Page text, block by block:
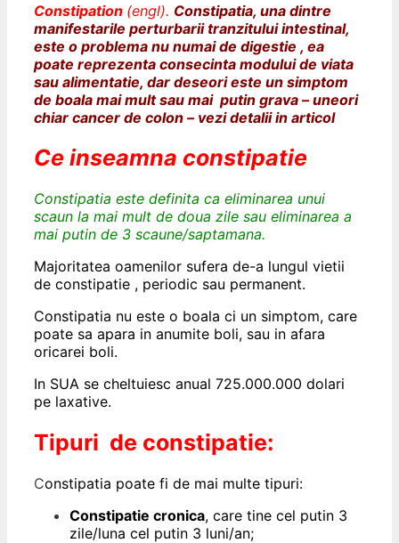
Constipation (engl). Constipatia, una dintre
manifestarile perturbarii tranzitului intestinal,
este o problema nu numai de digestie , ea
poate reprezenta consecinta modului de viata
sau alimentatie, dar deseori este un simptom
de boala mai mult sau mai putin grava – uneori
chiar cancer de colon – vezi detalii in articol
Ce inseamna constipatie
Constipatia este definita ca eliminarea unui
scaun la mai mult de doua zile sau eliminarea a
mai putin de 3 scaune/saptamana.
Majoritatea oamenilor sufera de-a lungul vietii
de constipatie , periodic sau permanent.
Constipatia nu este o boala ci un simptom, care
poate sa apara in anumite boli, sau in afara
oricarei boli.
In SUA se cheltuiesc anual 725.000.000 dolari
pe laxative.
Tipuri de constipatie:
Constipatia poate fi de mai multe tipuri:
Constipatie cronica, care tine cel putin 3
zile/luna cel putin 3 luni/an;